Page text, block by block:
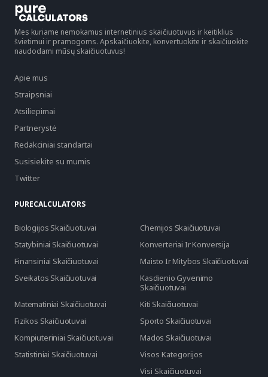
Mes kuriame nemokamus internetinius skaičiuotuvus ir keitiklius
švietimui ir pramogoms. Apskaičiuokite, konvertuokite ir skaičiuokite
naudodami mūsų skaičiuotuvus!
Apie mus
Straipsniai
Atsiliepimai
Partnerystė
Redakciniai standartai
Susisiekite su mumis
Twitter
PURECALCULATORS
Biologijos Skaičiuotuvai
Chemijos Skaičiuotuvai
Statybiniai Skaičiuotuvai
Konverteriai Ir Konversija
Finansiniai Skaičiuotuvai
Maisto Ir Mitybos Skaičiuotuvai
Sveikatos Skaičiuotuvai
Kasdienio Gyvenimo
Skaičiuotuvai
Matematiniai Skaičiuotuvai
Kiti Skaičiuotuvai
Fizikos Skaičiuotuvai
Sporto Skaičiuotuvai
Kompiuteriniai Skaičiuotuvai
Mados Skaičiuotuvai
Statistiniai Skaičiuotuvai
Visos Kategorijos
Visi Skaičiuotuvai